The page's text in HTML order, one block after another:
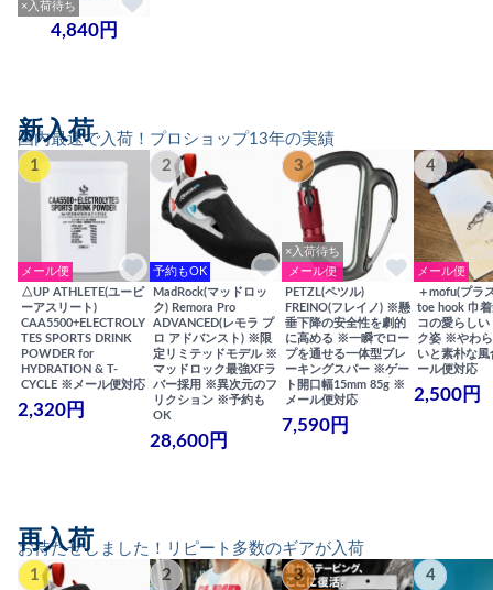
×入荷待ち
4,840円
国内最速で入荷！プロショップ13年の実績
新入荷
1
メール便
△UP ATHLETE(ユーピ
ーアスリート)
CAA5500+ELECTROLY
TES SPORTS DRINK
POWDER for
HYDRATION & T-
CYCLE ※メール便対応
2,320円
2
予約もOK
MadRock(マッドロッ
ク) Remora Pro
ADVANCED(レモラ プ
ロ アドバンスト) ※限
定リミテッドモデル ※
マッドロック最強XFラ
バー採用 ※異次元のフ
リクション ※予約も
OK
28,600円
3
×入荷待ち
メール便
PETZL(ペツル)
FREINO(フレイノ) ※懸
垂下降の安全性を劇的
に高める ※一瞬でロー
プを通せる一体型ブレ
ーキングスパー ※ゲー
ト開口幅15mm 85g ※
メール便対応
7,590円
4
メール便
＋mofu(プラ
toe hook 巾
コの愛らしい
ク姿 ※やわ
いと素朴な
ール便対応
2,500円
お待たせしました！リピート多数のギアが入荷
再入荷
1 2 3 4